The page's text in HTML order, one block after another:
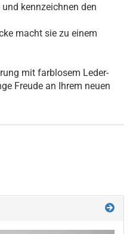
kennzeichnen den
macht sie zu einem
mit farblosem Leder-
Freude an Ihrem neuen